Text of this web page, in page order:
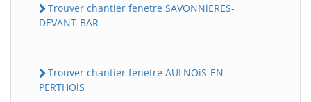
Trouver chantier fenetre SAVONNiERES-
DEVANT-BAR
Trouver chantier fenetre AULNOiS-EN-
PERTHOiS